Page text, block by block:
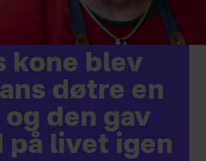
kone blev
døtre en
den gav
på livet igen